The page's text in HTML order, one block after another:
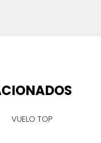
VUELO TOP